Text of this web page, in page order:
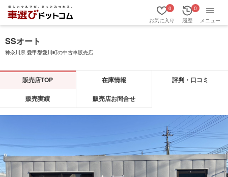
お気に入り
0
履歴
0
メニュー
SSオート
神奈川県 愛甲郡愛川町の中古車販売店
販売店TOP 在庫情報 評判・口コミ
販売実績 販売店お問合せ